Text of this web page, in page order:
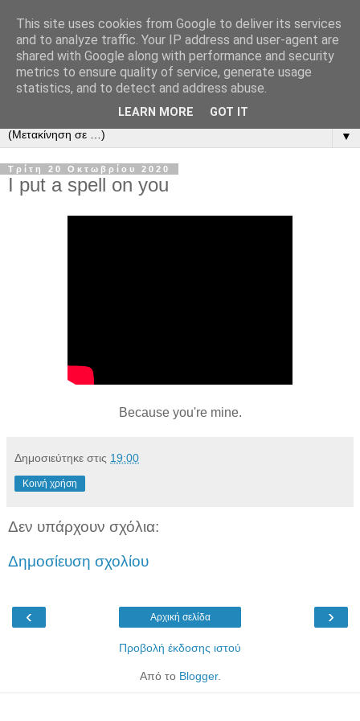
▼
Τρίτη 20 Οκτωβρίου 2020
I put a spell on you
Because you're mine.
Δημοσιεύτηκε στις 19:00
Κοινή χρήση
Δεν υπάρχουν σχόλια:
Δημοσίευση σχολίου
‹ ›
Αρχική σελίδα
Προβολή έκδοσης ιστού
Από το Blogger.
This site uses cookies from Google to deliver its services
and to analyze traffic. Your IP address and user-agent are
shared with Google along with performance and security
metrics to ensure quality of service, generate usage
statistics, and to detect and address abuse.
LEARN MORE GOT IT